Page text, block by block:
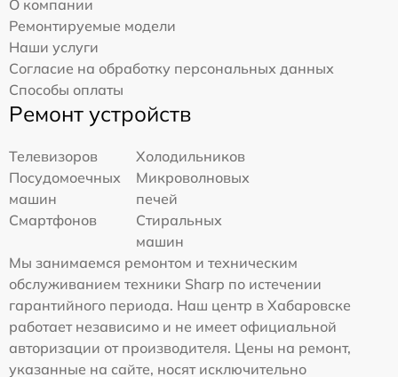
О компании
Ремонтируемые модели
Наши услуги
Согласие на обработку персональных данных
Способы оплаты
Ремонт устройств
Телевизоров
Холодильников
Посудомоечных
машин
Микроволновых
печей
Смартфонов
Стиральных
машин
Мы занимаемся ремонтом и техническим
обслуживанием техники Sharp по истечении
гарантийного периода. Наш центр в Хабаровске
работает независимо и не имеет официальной
авторизации от производителя. Цены на ремонт,
указанные на сайте, носят исключительно